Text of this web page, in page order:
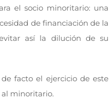
el socio minoritario: una
de financiación de la
así la dilución de su
facto el ejercicio de este
minoritario.